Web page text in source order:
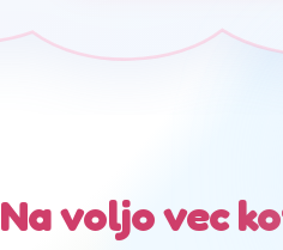
Na voljo vec